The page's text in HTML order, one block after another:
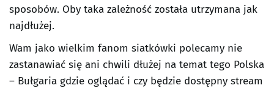
sposobów. Oby taka zależność została utrzymana jak
najdłużej.
Wam jako wielkim fanom siatkówki polecamy nie
zastanawiać się ani chwili dłużej na temat tego Polska
– Bułgaria gdzie oglądać i czy będzie dostępny stream